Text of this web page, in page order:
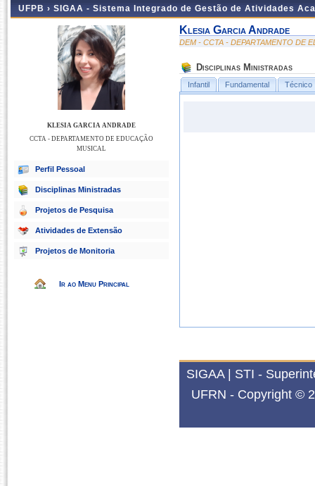
UFPB › SIGAA - Sistema Integrado de Gestão de Atividades
KLESIA GARCIA ANDRADE
CCTA - DEPARTAMENTO DE EDUCAÇÃO
MUSICAL
Perfil Pessoal
Disciplinas Ministradas
Projetos de Pesquisa
Atividades de Extensão
Projetos de Monitoria
Ir ao Menu Principal
Klesia Garcia Andrade
DEM - CCTA - DEPARTAMENTO DE
Disciplinas Ministradas
Infantil Fundamental Técnico
SIGAA | STI -
UFRN - Copyright ©